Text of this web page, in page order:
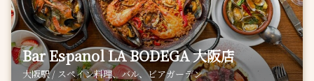
Bar Espanol LA BODEGA 大阪店
大阪駅 / スペイン料理、バル、ビアガーデン